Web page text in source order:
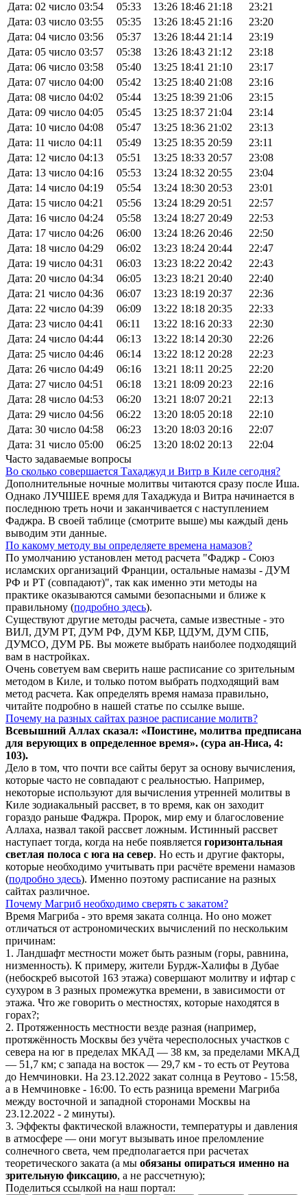
Дата: 02 число 03:54 05:33 13:26 18:46 21:18
23:21
Дата: 03 число 03:55 05:35 13:26 18:45 21:16
23:20
Дата: 04 число 03:56 05:37 13:26 18:44 21:14
23:19
Дата: 05 число 03:57 05:38 13:26 18:43 21:12
23:18
Дата: 06 число 03:58 05:40 13:25 18:41 21:10
23:17
Дата: 07 число 04:00 05:42 13:25 18:40 21:08
23:16
Дата: 08 число 04:02 05:44 13:25 18:39 21:06
23:15
Дата: 09 число 04:05 05:45 13:25 18:37 21:04
23:14
Дата: 10 число 04:08 05:47 13:25 18:36 21:02
23:13
Дата: 11 число 04:11 05:49 13:25 18:35 20:59
23:11
Дата: 12 число 04:13 05:51 13:25 18:33 20:57
23:08
Дата: 13 число 04:16 05:53 13:24 18:32 20:55
23:04
Дата: 14 число 04:19 05:54 13:24 18:30 20:53
23:01
Дата: 15 число 04:21 05:56 13:24 18:29 20:51
22:57
Дата: 16 число 04:24 05:58 13:24 18:27 20:49
22:53
Дата: 17 число 04:26 06:00 13:24 18:26 20:46
22:50
Дата: 18 число 04:29 06:02 13:23 18:24 20:44
22:47
Дата: 19 число 04:31 06:03 13:23 18:22 20:42
22:43
Дата: 20 число 04:34 06:05 13:23 18:21 20:40
22:40
Дата: 21 число 04:36 06:07 13:23 18:19 20:37
22:36
Дата: 22 число 04:39 06:09 13:22 18:18 20:35
22:33
Дата: 23 число 04:41 06:11 13:22 18:16 20:33
22:30
Дата: 24 число 04:44 06:13 13:22 18:14 20:30
22:26
Дата: 25 число 04:46 06:14 13:22 18:12 20:28
22:23
Дата: 26 число 04:49 06:16 13:21 18:11 20:25
22:20
Дата: 27 число 04:51 06:18 13:21 18:09 20:23
22:16
Дата: 28 число 04:53 06:20 13:21 18:07 20:21
22:13
Дата: 29 число 04:56 06:22 13:20 18:05 20:18
22:10
Дата: 30 число 04:58 06:23 13:20 18:03 20:16
22:07
Дата: 31 число 05:00 06:25 13:20 18:02 20:13
22:04
Часто задаваемые вопросы
Во сколько совершается Тахаджуд и Витр в Киле сегодня?
Дополнительные ночные молитвы читаются сразу после Иша.
Однако ЛУЧШЕЕ время для Тахаджуда и Витра начинается в
последнюю треть ночи и заканчивается с наступлением
Фаджра. В своей таблице (смотрите выше) мы каждый день
выводим эти данные.
По какому методу вы определяете времена намазов?
По умолчанию установлен метод расчета "Фаджр - Союз
исламских организаций Франции, остальные намазы - ДУМ
РФ и РТ (совпадают)", так как именно эти методы на
практике оказываются самыми безопасными и ближе к
правильному (подробно здесь).
Существуют другие методы расчета, самые известные - это
ВИЛ, ДУМ РТ, ДУМ РФ, ДУМ КБР, ЦДУМ, ДУМ СПБ,
ДУМСО, ДУМ РБ. Вы можете выбрать наиболее подходящий
вам в настройках.
Очень советуем вам сверить наше расписание со зрительным
методом в Киле, и только потом выбрать подходящий вам
метод расчета. Как определять время намаза правильно,
читайте подробно в нашей статье по ссылке выше.
Почему на разных сайтах разное расписание молитв?
Всевышний Аллах сказал: «Поистине, молитва предписана
для верующих в определенное время». (сура ан-Ниса, 4:
103).
Дело в том, что почти все сайты берут за основу вычисления,
которые часто не совпадают с реальностью. Например,
некоторые используют для вычисления утренней молитвы в
Киле зодиакальный рассвет, в то время, как он заходит
гораздо раньше Фаджра. Пророк, мир ему и благословение
Аллаха, назвал такой рассвет ложным. Истинный рассвет
наступает тогда, когда на небе появляется горизонтальная
светлая полоса с юга на север. Но есть и другие факторы,
которые необходимо учитывать при расчёте времени намазов
(подробно здесь). Именно поэтому расписание на разных
сайтах различное.
Почему Магриб необходимо сверять с закатом?
Время Магриба - это время заката солнца. Но оно может
отличаться от астрономических вычислений по нескольким
причинам:
1. Ландшафт местности может быть разным (горы, равнина,
низменность). К примеру, жители Бурдж-Халифы в Дубае
(небоскреб высотой 163 этажа) совершают молитву и ифтар с
сухуром в 3 разных промежутка времени, в зависимости от
этажа. Что же говорить о местностях, которые находятся в
горах?;
2. Протяженность местности везде разная (например,
протяжённость Москвы без учёта чересполосных участков с
севера на юг в пределах МКАД — 38 км, за пределами МКАД
— 51,7 км; с запада на восток — 29,7 км - то есть от Реутова
до Немчиновки. На 23.12.2022 закат солнца в Реутово - 15:58,
а в Немчиновке - 16:00. То есть разница времени Магриба
между восточной и западной сторонами Москвы на
23.12.2022 - 2 минуты).
3. Эффекты фактической влажности, температуры и давления
в атмосфере — они могут вызывать иное преломление
солнечного света, чем предполагается при расчетах
теоретического заката (а мы обязаны опираться именно на
зрительную фиксацию, а не рассчетную);
Поделиться ссылкой на наш портал: